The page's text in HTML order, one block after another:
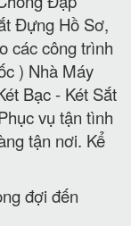
Đựng Hồ Sơ,
các công trình
) Nhà Máy
Bạc - Két Sắt
vụ tận tình
tận nơi. Kể
đợi đến